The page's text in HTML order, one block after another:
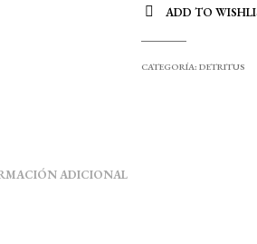
ADD TO
CATEGORÍA:DETRITUS
ADICIONAL